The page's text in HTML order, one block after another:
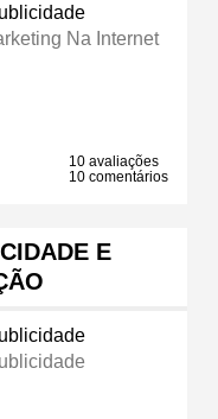
Na Internet
10 avaliações
10 comentários
E